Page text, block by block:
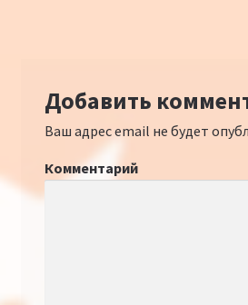
Добавить
Ваш адрес email не будет
Комментарий